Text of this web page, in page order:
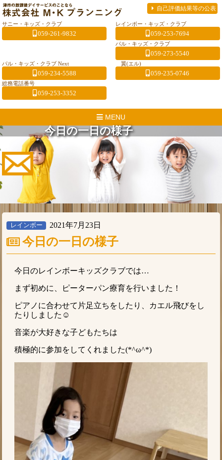
自己評価結果等の公表
サニー・キッズ・クラブ
059-261-9832
レインボー・キッズ・クラブ
059-253-7694
パル・キッズ・クラブ
059-273-5540
パル・キッズ・クラブ Next
059-234-5588
翼(エル)
059-235-0746
総務電話番号
059-253-3352
MENU
今日の一日の様子
レインボー 2021年7月23日
今日の一日の様子
今日のレインボーキッズクラブでは…
まず初めに、ピーターパン療育を行いました！
ピアノに合わせて片足立ちをしたり、カエル飛びをし
たりしました☺︎
音楽が大好きな子どもたちは
積極的に参加をしてくれました(*^ω^*)